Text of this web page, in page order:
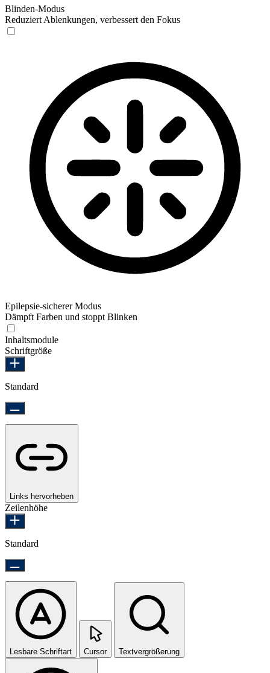
Blinden-Modus
Reduziert Ablenkungen, verbessert den Fokus
Epilepsie-sicherer Modus
Dämpft Farben und stoppt Blinken
Inhaltsmodule
Schriftgröße
Standard
Links hervorheben
Zeilenhöhe
Standard
Lesbare Schriftart Cursor Textvergrößerung